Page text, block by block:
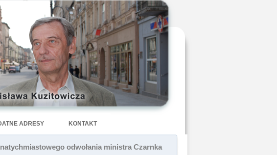
ADRESY KONTAKT
odwołania ministra Czarnka